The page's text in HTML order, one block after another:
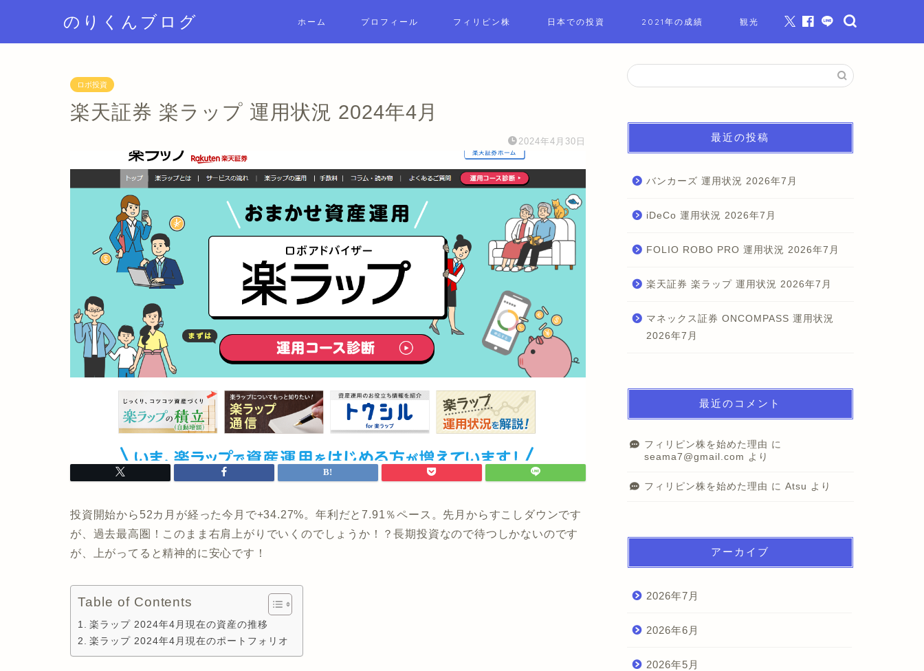
のりくんブログ ホーム プロフィール フィリピン株 日本での投資 2021年の成績 観光
ロボ投資
楽天証券 楽ラップ 運用状況 2024年4月
2024年4月30日
投資開始から52カ月が経った今月で+34.27%。年利だと7.91％ペース。先月からすこしダウンです
が、過去最高圏！このまま右肩上がりでいくのでしょうか！？長期投資なので待つしかないのです
が、上がってると精神的に安心です！
Table of Contents
楽ラップ 2024年4月現在の資産の推移
楽ラップ 2024年4月現在のポートフォリオ
最近の投稿
バンカーズ 運用状況 2026年7月
iDeCo 運用状況 2026年7月
FOLIO ROBO PRO 運用状況 2026年7月
楽天証券 楽ラップ 運用状況 2026年7月
マネックス証券 ONCOMPASS 運用状況
2026年7月
最近のコメント
フィリピン株を始めた理由 に
seama7@gmail.com より
フィリピン株を始めた理由 に Atsu より
アーカイブ
2026年7月
2026年6月
2026年5月